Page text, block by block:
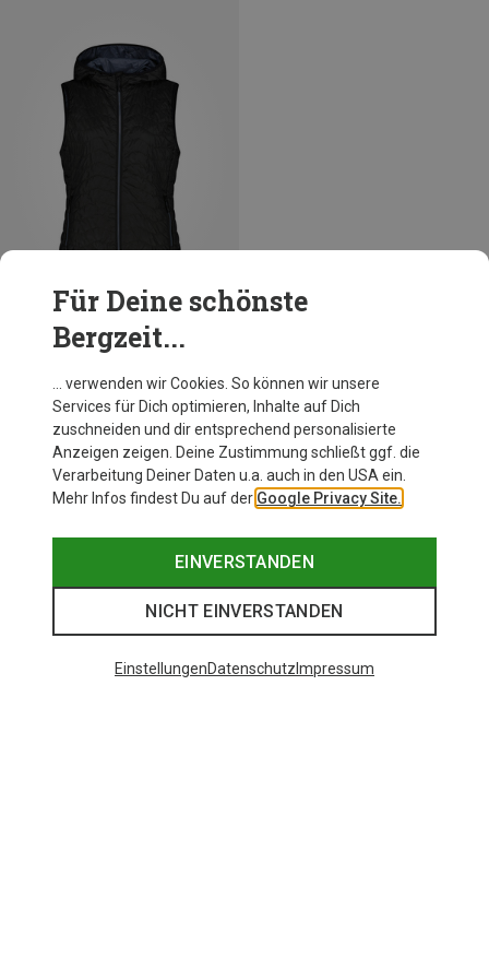
+4
Damen Hoodie Weste
Für Deine schönste
Bergzeit...
… verwenden wir Cookies. So können wir unsere
Services für Dich optimieren, Inhalte auf Dich
zuschneiden und dir entsprechend personalisierte
Anzeigen zeigen. Deine Zustimmung schließt ggf. die
Verarbeitung Deiner Daten u.a. auch in den USA ein.
Mehr Infos findest Du auf der Google Privacy Site.
EINVERSTANDEN
NICHT EINVERSTANDEN
EinstellungenDatenschutz Impressum